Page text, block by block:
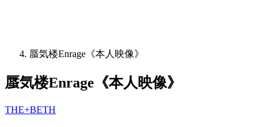
蜃気楼Enrage《本人映像》
蜃気楼Enrage《本人映像》
THE+BETH